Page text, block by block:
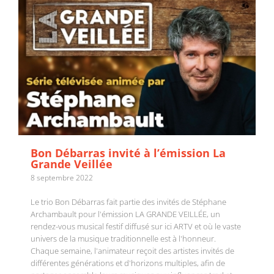
Bon Débarras invité à l’émission La
Grande Veillée
8 septembre 2022
Le trio Bon Débarras fait partie des invités de Stéphane
Archambault pour l'émission LA GRANDE VEILLÉE, un
rendez-vous musical festif diffusé sur ici ARTV et où le vaste
univers de la musique traditionnelle est à l'honneur.
Chaque semaine, l'animateur reçoit des artistes invités de
différentes générations et d'horizons multiples, afin de